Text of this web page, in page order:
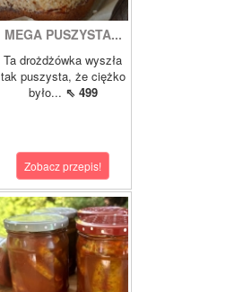
MEGA PUSZYSTA...
Ta drożdżówka wyszła
tak puszysta, że ciężko
było... ⇖ 499
Zobacz przepis!